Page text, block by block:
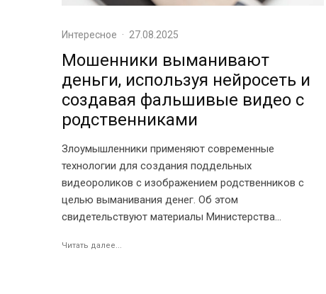
Интересное · 27.08.2025
Мошенники выманивают
деньги, используя нейросеть и
создавая фальшивые видео с
родственниками
Злоумышленники применяют современные
технологии для создания поддельных
видеороликов с изображением родственников с
целью выманивания денег. Об этом
свидетельствуют материалы Министерства...
Читать далее...